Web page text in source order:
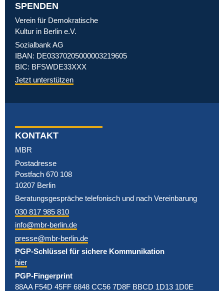
SPENDEN
Verein für Demokratische
Kultur in Berlin e.V.
Sozialbank AG
IBAN: DE03370205000003219605
BIC: BFSWDE33XXX
Jetzt unterstützen
KONTAKT
MBR
Postadresse
Postfach 670 108
10207 Berlin
Beratungsgespräche telefonisch und nach Vereinbarung
030 817 985 810
info@mbr-berlin.de
presse@mbr-berlin.de
PGP-Schlüssel für sichere Kommunikation
hier
PGP-Fingerprint
88AA F54D 45FF 6848 CC56 7D8F BBCD 1D13 1D0E